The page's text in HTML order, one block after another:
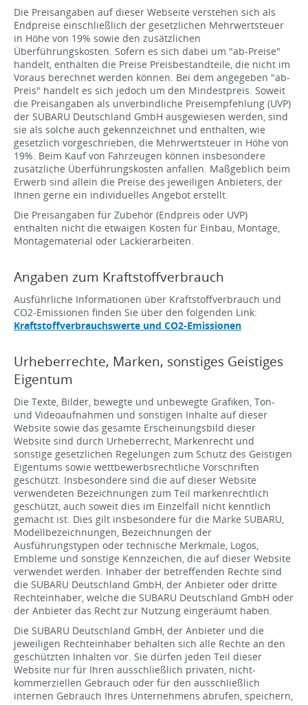
Die Preisangaben auf dieser Webseite verstehen sich als
Endpreise einschließlich der gesetzlichen Mehrwertsteuer
in Höhe von 19% sowie den zusätzlichen
Überführungskosten. Sofern es sich dabei um "ab-Preise"
handelt, enthalten die Preise Preisbestandteile, die nicht im
Voraus berechnet werden können. Bei dem angegeben "ab-
Preis" handelt es sich jedoch um den Mindestpreis. Soweit
die Preisangaben als unverbindliche Preisempfehlung (UVP)
der SUBARU Deutschland GmbH ausgewiesen werden, sind
sie als solche auch gekennzeichnet und enthalten, wie
gesetzlich vorgeschrieben, die Mehrwertsteuer in Höhe von
19%. Beim Kauf von Fahrzeugen können insbesondere
zusätzliche Überführungskosten anfallen. Maßgeblich beim
Erwerb sind allein die Preise des jeweiligen Anbieters, der
Ihnen gerne ein individuelles Angebot erstellt.
Die Preisangaben für Zubehör (Endpreis oder UVP)
enthalten nicht die etwaigen Kosten für Einbau, Montage,
Montagematerial oder Lackierarbeiten.
Angaben zum Kraftstoffverbrauch
Ausführliche Informationen über Kraftstoffverbrauch und
CO2-Emissionen finden Sie über den folgenden Link:
Kraftstoffverbrauchswerte und CO2-Emissionen
Urheberrechte, Marken, sonstiges Geistiges
Eigentum
Die Texte, Bilder, bewegte und unbewegte Grafiken, Ton-
und Videoaufnahmen und sonstigen Inhalte auf dieser
Website sowie das gesamte Erscheinungsbild dieser
Website sind durch Urheberrecht, Markenrecht und
sonstige gesetzlichen Regelungen zum Schutz des Geistigen
Eigentums sowie wettbewerbsrechtliche Vorschriften
geschützt. Insbesondere sind die auf dieser Website
verwendeten Bezeichnungen zum Teil markenrechtlich
geschützt, auch soweit dies im Einzelfall nicht kenntlich
gemacht ist. Dies gilt insbesondere für die Marke SUBARU,
Modellbezeichnungen, Bezeichnungen der
Ausführungstypen oder technische Merkmale, Logos,
Embleme und sonstige Kennzeichen, die auf dieser Website
verwendet werden. Inhaber der betreffenden Rechte sind
die SUBARU Deutschland GmbH, der Anbieter oder dritte
Rechteinhaber, welche die SUBARU Deutschland GmbH oder
der Anbieter das Recht zur Nutzung eingeräumt haben.
Die SUBARU Deutschland GmbH, der Anbieter und die
jeweiligen Rechteinhaber behalten sich alle Rechte an den
geschützten Inhalten vor. Sie dürfen jeden Teil dieser
Website nur für Ihren ausschließlich privaten, nicht-
kommerziellen Gebrauch oder für den ausschließlich
internen Gebrauch Ihres Unternehmens abrufen, speichern,